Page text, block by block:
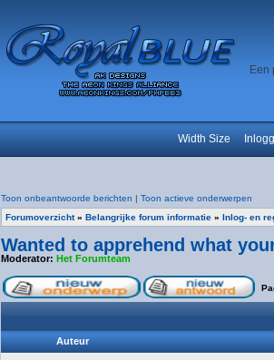
Een
Width Size
Toon onbeantwoorde berichten | Toon actieve onderwerpen
Forumoverzicht» Belangrijke forum informatie » Inlog- en
Wanted to apprehend what
Moderator: Het Forumteam
Auteur